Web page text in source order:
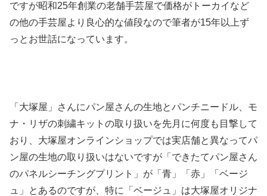
ですが昭和25年創業の老舗手芸屋で価格がトーカイなど
の他の手芸屋より良心的な値段なので筆者が15年以上ず
っとお世話になっています。
「大塚屋」さんにパン屋さんの生地とパンチニードル、モ
ナ・リザの刺繍キットの取り扱いを先月に何度も目撃して
おり、大塚屋オンラインショップでは実店舗と異なってパ
ン屋の生地の取り扱いはないですが「できたてパン屋さん
のパネルシーチングプリント」が「青」「赤」「ベージ
ュ」とあるのですが、特に「ベージュ」は大塚屋オリジナ